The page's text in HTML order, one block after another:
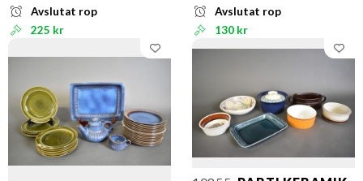
Avslutat rop
225 kr
Avslutat rop
130 kr